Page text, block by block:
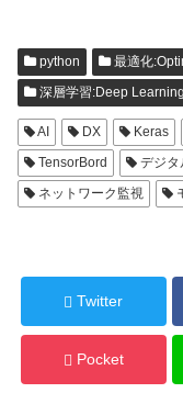
python 最適化
深層学習:Deep Learning
AI DX Keras
TensorBord
デジタ
ネットワーク監視
Twitter
Pocket